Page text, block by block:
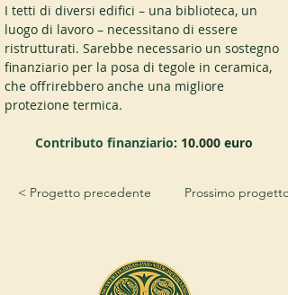
I tetti di diversi edifici – una biblioteca, un
luogo di lavoro – necessitano di essere
ristrutturati. Sarebbe necessario un sostegno
finanziario per la posa di tegole in ceramica,
che offrirebbero anche una migliore
protezione termica.
Contributo finanziario: 10.000 euro
< Progetto precedente Prossimo progetto